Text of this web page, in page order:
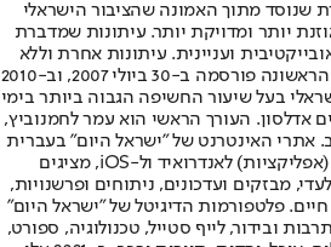
שנוסד מתוך האמונה שהציבור הישראלי
יותר ומדויקת יותר. עיתונות שמדברת
ועניינית. עיתונות אחרת וללא
תשלום. המהדורה המודפסת הראשונה פורסמה ב-30 ביולי 2007, וב-2010
בעל שיעור החשיפה הגבוה ביותר בימי
אדלסון. העורך הראשי הוא עמר לחמנוביץ,
אתרי האינטרנט של "ישראל היום" בעברית
ובאנגלית, כמו כן היישומונים (אפליקציות) לאנדרואיד ול-iOS, מציגים
מבזקים ועדכונים, ניתוחים ופרשנויות,
חיים. פלטפורמות הדיגיטל של "ישראל היום"
ובידור, לייף סטייל, טכנולוגיה, ספורט,